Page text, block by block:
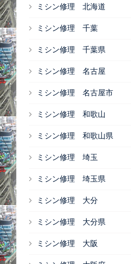
ミシン修理 北海道
ミシン修理 千葉
ミシン修理 千葉県
ミシン修理 名古屋
ミシン修理 名古屋市
ミシン修理 和歌山
ミシン修理 和歌山県
ミシン修理 埼玉
ミシン修理 埼玉県
ミシン修理 大分
ミシン修理 大分県
ミシン修理 大阪